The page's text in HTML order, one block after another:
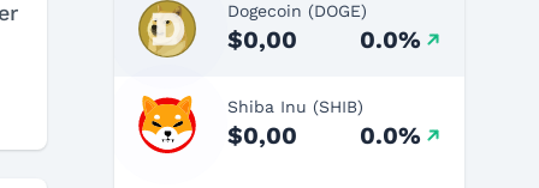
Dogecoin (DOGE)
$0,00 0.0%
Shiba Inu (SHIB)
$0,00 0.0%